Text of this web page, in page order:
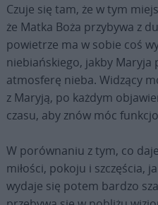
Czuje się tam, że w tym
że Matka Boża przybywa z
powietrze ma w sobie coś
niebiańskiego, jakby Maryja
atmosferę nieba. Widzący
z Maryją, po każdym
czasu, aby znów móc
W porównaniu z tym, co
miłości, pokoju i szczęścia,
wydaje się potem bardzo